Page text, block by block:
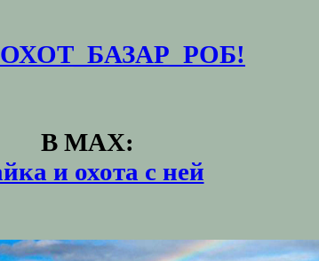
В MAX:
и охота с ней